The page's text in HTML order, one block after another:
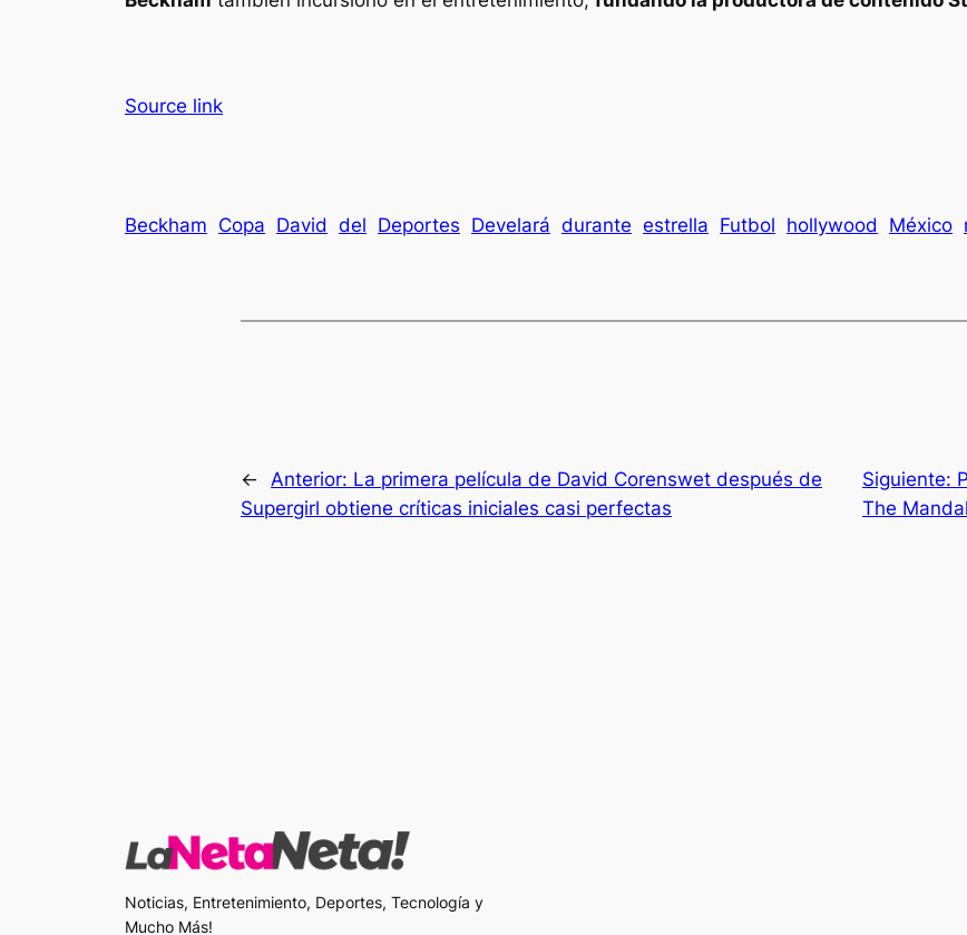
Source link
Beckham Copa David del Deportes Develará durante estrella Futbol hollywood México
← Anterior: La primera película de David Corenswet después de
Supergirl obtiene críticas iniciales casi perfectas
Siguiente:
The
Noticias, Entretenimiento, Deportes, Tecnología y
Mucho Más!